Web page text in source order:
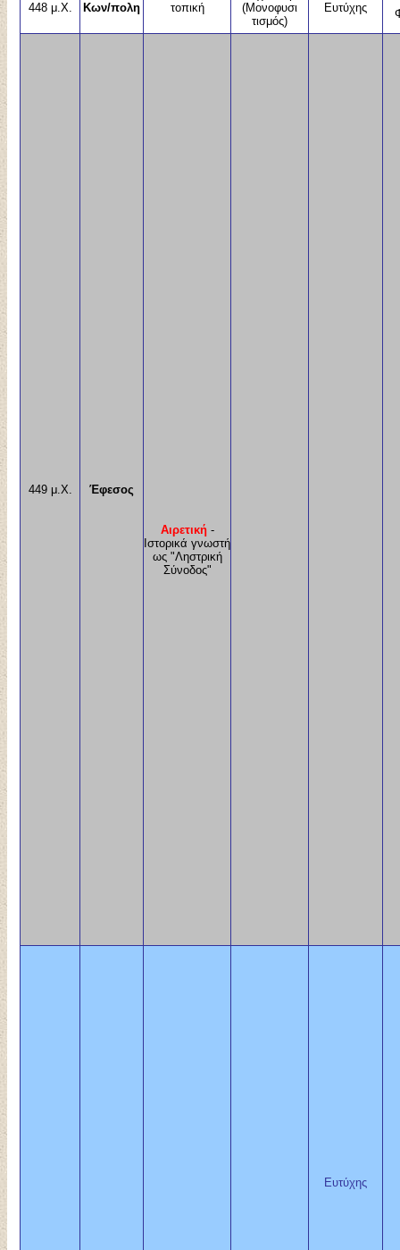
448 μ.Χ. Κων/πολη τοπική
(Μονοφυσι
τισμός)
Ευτύχης
449 μ.Χ. Έφεσος
Αιρετική-
Ιστορικά γνωστή
ως "Ληστρική
Σύνοδος"
Ευτύχης